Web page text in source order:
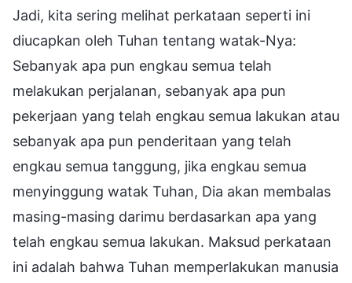
Jadi, kita sering melihat perkataan seperti ini
diucapkan oleh Tuhan tentang watak-Nya:
Sebanyak apa pun engkau semua telah
melakukan perjalanan, sebanyak apa pun
pekerjaan yang telah engkau semua lakukan atau
sebanyak apa pun penderitaan yang telah
engkau semua tanggung, jika engkau semua
menyinggung watak Tuhan, Dia akan membalas
masing-masing darimu berdasarkan apa yang
telah engkau semua lakukan. Maksud perkataan
ini adalah bahwa Tuhan memperlakukan manusia